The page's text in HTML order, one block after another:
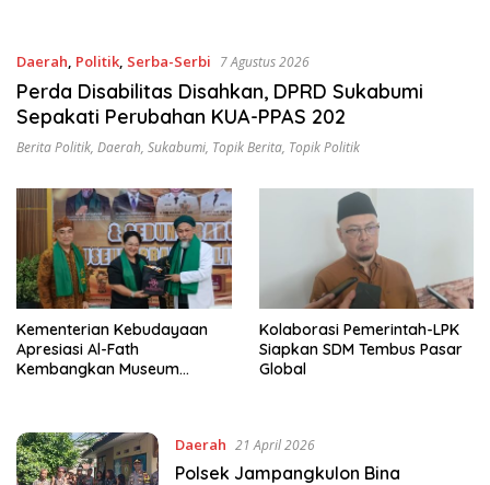
Daerah, Politik, Serba-Serbi 7 Agustus 2026
Perda Disabilitas Disahkan, DPRD Sukabumi
Sepakati Perubahan KUA-PPAS 202
Berita Politik, Daerah, Sukabumi, Topik Berita, Topik Politik
Kementerian Kebudayaan
Apresiasi Al-Fath
Kembangkan Museum
Kolaborasi Pemerintah-LPK
Siapkan SDM Tembus Pasar
Global
Daerah 21 April 2026
Polsek Jampangkulon Bina